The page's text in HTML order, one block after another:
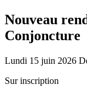
Nouveau
Conjoncture
Lundi 15 juin 2026
Sur inscription